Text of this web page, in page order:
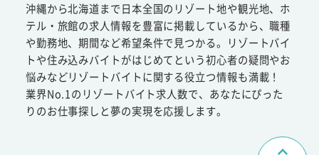
沖縄から北海道まで日本全国のリゾート地や観光地、ホ
テル・旅館の求人情報を豊富に掲載しているから、職種
や勤務地、期間など希望条件で見つかる。リゾートバイ
トや住み込みバイトがはじめてという初心者の疑問やお
悩みなどリゾートバイトに関する役立つ情報も満載！
業界No.1のリゾートバイト求人数で、あなたにぴった
りのお仕事探しと夢の実現を応援します。